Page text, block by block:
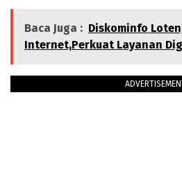
Baca Juga : Diskominfo
Internet,Perkuat Layanan